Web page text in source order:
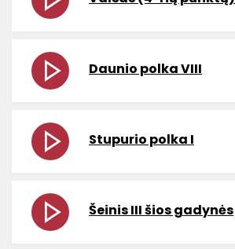
Daunio polka VIII
Stupurio polka I
Šeinis III šios gadynės